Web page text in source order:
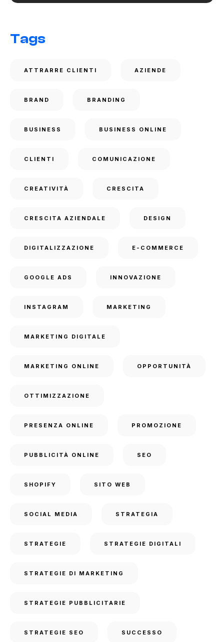
Tags
ATTRARRE CLIENTI AZIENDE
BRAND BRANDING
BUSINESS BUSINESS ONLINE
CLIENTI COMUNICAZIONE
CREATIVITÀ CRESCITA
CRESCITA AZIENDALE DESIGN
DIGITALIZZAZIONE E-COMMERCE
GOOGLE ADS INNOVAZIONE
INSTAGRAM MARKETING
MARKETING DIGITALE
MARKETING ONLINE OPPORTUNITÀ
OTTIMIZZAZIONE
PRESENZA ONLINE PROMOZIONE
PUBBLICITÀ ONLINE SEO
SHOPIFY SITO WEB
SOCIAL MEDIA STRATEGIA
STRATEGIE STRATEGIE DIGITALI
STRATEGIE DI MARKETING
STRATEGIE PUBBLICITARIE
STRATEGIE SEO SUCCESSO